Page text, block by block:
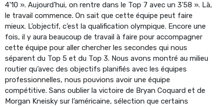
4’10 ». Aujourd’hui, on rentre dans le Top 7 avec un 3’58 ». Là,
le travail commence. On sait que cette équipe peut faire
mieux. L’objectif, c’est la qualification olympique. Encore une
fois, il y aura beaucoup de travail à faire pour accompagner
cette équipe pour aller chercher les secondes qui nous
séparent du Top 5 et du Top 3. Nous avons montré au milieu
routier qu’avec des objectifs planifiés avec les équipes
professionnelles, nous pouvions avoir une équipe
compétitive. Sans oublier la victoire de Bryan Coquard et de
Morgan Kneisky sur l’américaine, sélection que certains